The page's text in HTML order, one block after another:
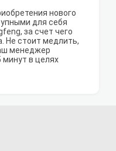
нового
для себя
за счет чего
Не стоит медлить,
менеджер
минут в целях